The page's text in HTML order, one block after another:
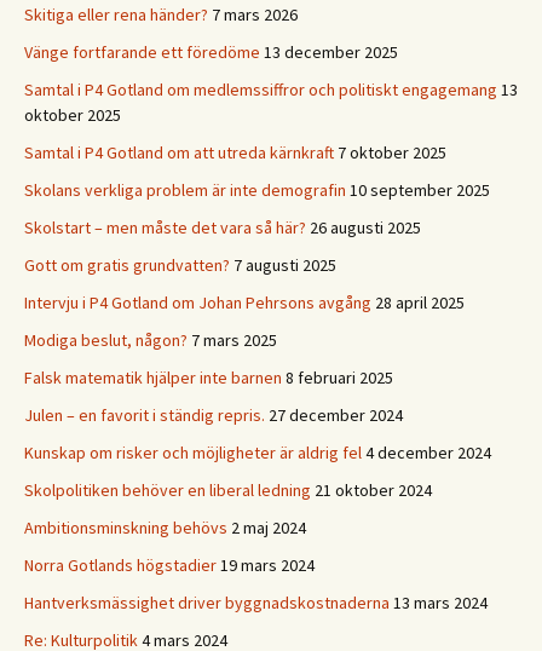
Skitiga eller rena händer? 7 mars 2026
Vänge fortfarande ett föredöme 13 december 2025
Samtal i P4 Gotland om medlemssiffror och politiskt engagemang 13
oktober 2025
Samtal i P4 Gotland om att utreda kärnkraft 7 oktober 2025
Skolans verkliga problem är inte demografin 10 september 2025
Skolstart – men måste det vara så här? 26 augusti 2025
Gott om gratis grundvatten? 7 augusti 2025
Intervju i P4 Gotland om Johan Pehrsons avgång 28 april 2025
Modiga beslut, någon? 7 mars 2025
Falsk matematik hjälper inte barnen 8 februari 2025
Julen – en favorit i ständig repris. 27 december 2024
Kunskap om risker och möjligheter är aldrig fel4 december 2024
Skolpolitiken behöver en liberal ledning 21 oktober 2024
Ambitionsminskning behövs 2 maj 2024
Norra Gotlands högstadier19 mars 2024
Hantverksmässighet driver byggnadskostnaderna 13 mars 2024
Re: Kulturpolitik4 mars 2024